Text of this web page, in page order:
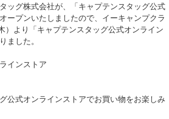
ッグ株式会社が、「キャプテンスタッグ公式
ープンいたしましたので、イーキャンプクラ
）より「キャプテンスタッグ公式オンライン
ました。
インストア
公式オンラインストアでお買い物をお楽しみ